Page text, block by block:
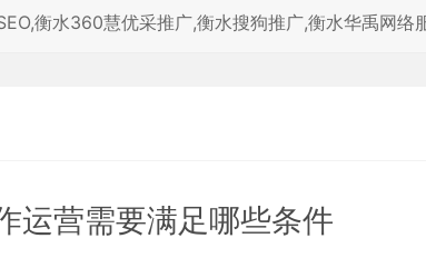
衡水360慧优采推广,衡水搜狗推广,衡水华禹网络
运营需要满足哪些条件